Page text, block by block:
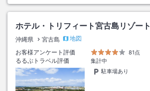
ホテル・トリフィート宮古島リゾート
沖縄県 宮古島
地図
お客様アンケート評価
81点
るるぶトラベル評価
集計中
駐車場あり